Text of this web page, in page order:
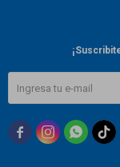
  